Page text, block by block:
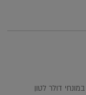
דולר לטון